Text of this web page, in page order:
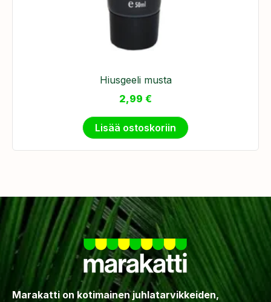
Hiusgeeli musta
2,99 €
Lisää ostoskoriin
Marakatti on kotimainen juhlatarvikkeiden,